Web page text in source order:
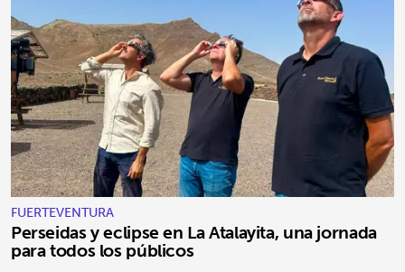
FUERTEVENTURA
Perseidas y eclipse en La Atalayita, una jornada
para todos los públicos